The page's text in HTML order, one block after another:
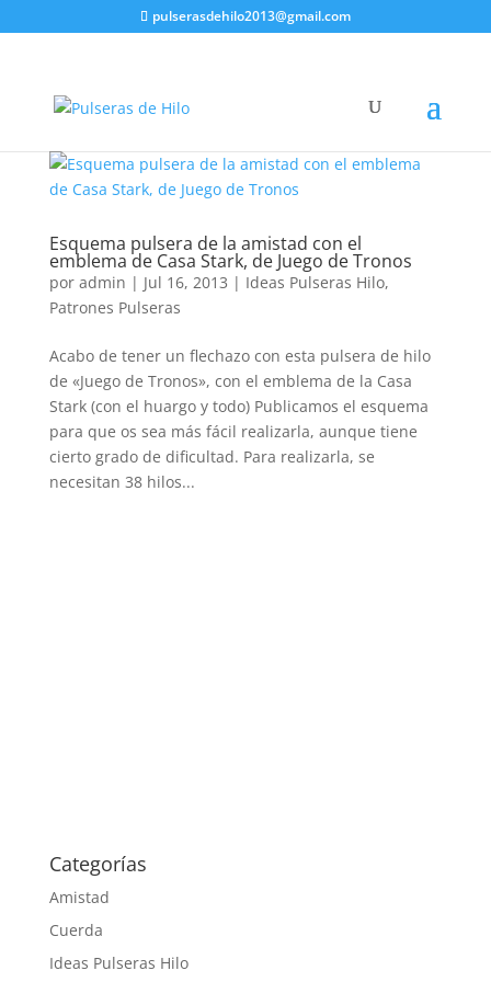
pulserasdehilo2013@gmail.com
Esquema pulsera de la amistad con el
emblema de Casa Stark, de Juego de Tronos
por admin | Jul 16, 2013 | Ideas Pulseras Hilo,
Patrones Pulseras
Acabo de tener un flechazo con esta pulsera de hilo
de «Juego de Tronos», con el emblema de la Casa
Stark (con el huargo y todo) Publicamos el esquema
para que os sea más fácil realizarla, aunque tiene
cierto grado de dificultad. Para realizarla, se
necesitan 38 hilos...
Categorías
Amistad
Cuerda
Ideas Pulseras Hilo